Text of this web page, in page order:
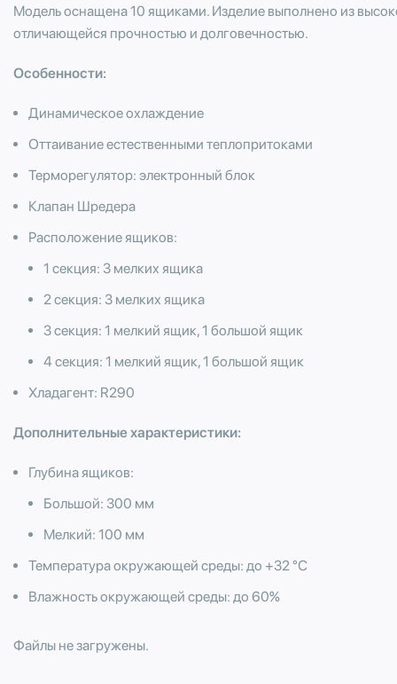
Модель оснащена 10 ящиками. Изделие выполнено из
отличающейся прочностью и долговечностью.
Особенности:
Динамическое охлаждение
Оттаивание естественными теплопритоками
Терморегулятор: электронный блок
Клапан Шредера
Расположение ящиков:
1 секция: 3 мелких ящика
2 секция: 3 мелких ящика
3 секция: 1 мелкий ящик, 1 большой ящик
4 секция: 1 мелкий ящик, 1 большой ящик
Хладагент: R290
Дополнительные характеристики:
Глубина ящиков:
Большой: 300 мм
​Мелкий: 100 мм
Температура окружающей среды: до +32 °С
Влажность окружающей среды: до 60%
Файлы не загружены.